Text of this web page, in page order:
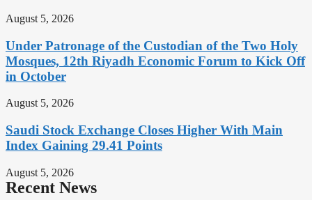
August 5, 2026
Under Patronage of the Custodian of the Two Holy
Mosques, 12th Riyadh Economic Forum to Kick Off
in October
August 5, 2026
Saudi Stock Exchange Closes Higher With Main
Index Gaining 29.41 Points
August 5, 2026
Recent News